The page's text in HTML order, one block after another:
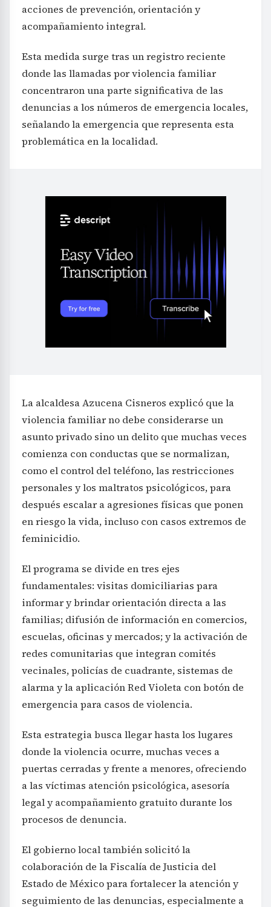
acciones de prevención, orientación y
acompañamiento integral.
Esta medida surge tras un registro reciente
donde las llamadas por violencia familiar
concentraron una parte significativa de las
denuncias a los números de emergencia locales,
señalando la emergencia que representa esta
problemática en la localidad.
La alcaldesa Azucena Cisneros explicó que la
violencia familiar no debe considerarse un
asunto privado sino un delito que muchas veces
comienza con conductas que se normalizan,
como el control del teléfono, las restricciones
personales y los maltratos psicológicos, para
después escalar a agresiones físicas que ponen
en riesgo la vida, incluso con casos extremos de
feminicidio.
El programa se divide en tres ejes
fundamentales: visitas domiciliarias para
informar y brindar orientación directa a las
familias; difusión de información en comercios,
escuelas, oficinas y mercados; y la activación de
redes comunitarias que integran comités
vecinales, policías de cuadrante, sistemas de
alarma y la aplicación Red Violeta con botón de
emergencia para casos de violencia.
Esta estrategia busca llegar hasta los lugares
donde la violencia ocurre, muchas veces a
puertas cerradas y frente a menores, ofreciendo
a las víctimas atención psicológica, asesoría
legal y acompañamiento gratuito durante los
procesos de denuncia.
El gobierno local también solicitó la
colaboración de la Fiscalía de Justicia del
Estado de México para fortalecer la atención y
seguimiento de las denuncias, especialmente a